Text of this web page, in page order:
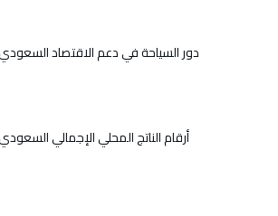
دور السياحة في دعم الاقتصاد
أرقام الناتج المحلي الإجمالي